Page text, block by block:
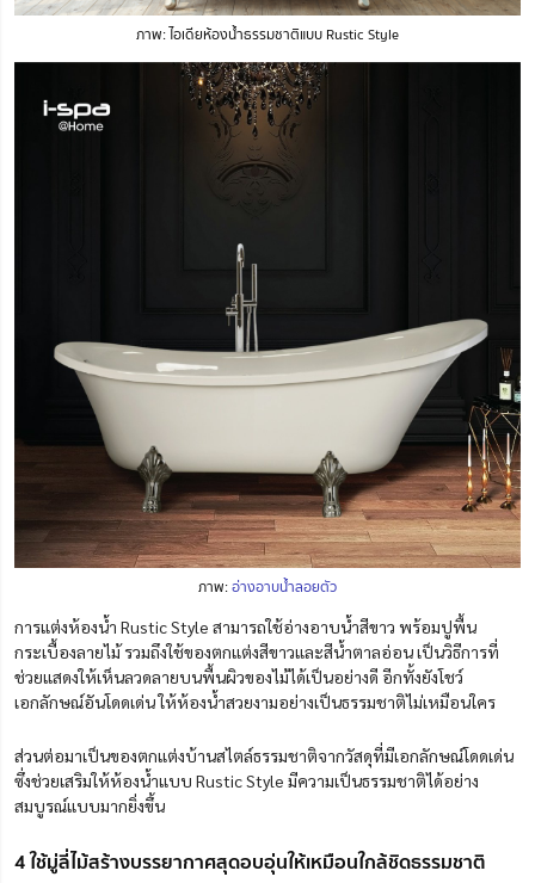
ภาพ: ไอเดียห้องน้ำธรรมชาติแบบ Rustic Style
ภาพ:อ่างอาบน้ำลอยตัว
การแต่งห้องน้ำ Rustic Style สามารถใช้อ่างอาบน้ำสีขาว พร้อมปูพื้น
กระเบื้องลายไม้ รวมถึงใช้ของตกแต่งสีขาวและสีน้ำตาลอ่อน เป็นวิธีการที่
ช่วยแสดงให้เห็นลวดลายบนพื้นผิวของไม้ได้เป็นอย่างดี อีกทั้งยังโชว์
เอกลักษณ์อันโดดเด่น ให้ห้องน้ำสวยงามอย่างเป็นธรรมชาติไม่เหมือนใคร
ส่วนต่อมาเป็นของตกแต่งบ้านสไตล์ธรรมชาติจากวัสดุที่มีเอกลักษณ์โดดเด่น
ซึ่งช่วยเสริมให้ห้องน้ำแบบ Rustic Style มีความเป็นธรรมชาติได้อย่าง
สมบูรณ์แบบมากยิ่งขึ้น
4 ใช้มู่ลี่ไม้สร้างบรรยากาศสุดอบอุ่นให้เหมือนใกล้ชิดธรรมชาติ